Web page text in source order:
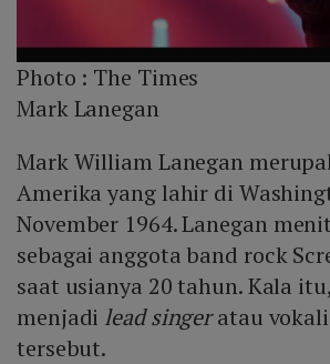
Photo : The Times
Mark Lanegan
Mark William Lanegan
Amerika yang lahir di
November 1964. Lanegan
sebagai anggota band rock
saat usianya 20 tahun. Kala
menjadi lead singeratau
tersebut.